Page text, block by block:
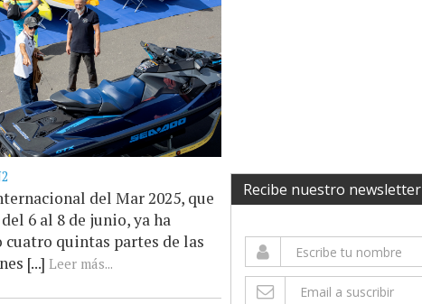
del Mar 2025, que
6 al 8 de junio, ya ha
quintas partes de las
[...] Leer más...
Recibe nuestro newsletter